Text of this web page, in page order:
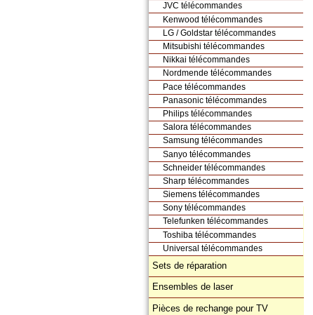
JVC télécommandes
Kenwood télécommandes
LG / Goldstar télécommandes
Mitsubishi télécommandes
Nikkai télécommandes
Nordmende télécommandes
Pace télécommandes
Panasonic télécommandes
Philips télécommandes
Salora télécommandes
Samsung télécommandes
Sanyo télécommandes
Schneider télécommandes
Sharp télécommandes
Siemens télécommandes
Sony télécommandes
Telefunken télécommandes
Toshiba télécommandes
Universal télécommandes
Sets de réparation
Ensembles de laser
Pièces de rechange pour TV